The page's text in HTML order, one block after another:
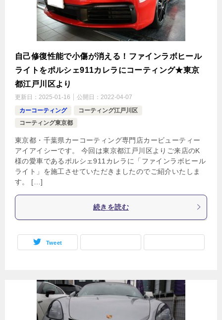
自己修復性能で小傷が消える！ファインラボヒール
ライトをポルシェ911カレラにコーティング★東京
都江戸川区より
更新日： 2025-01-16 公開日： 2022-04-07
カーコーティング
コーティング江戸川区
コーティング東京都
東京都・千葉県カーコーティング専門店カービューティー
アイアイシーです。 今回は東京都江戸川区よりご来店のK
様の愛車であるポルシェ911カレラに「ファインラボヒール
ライト」を施工させていただきましたのでご紹介いたしま
す。 […]
続きを読む
Tweet